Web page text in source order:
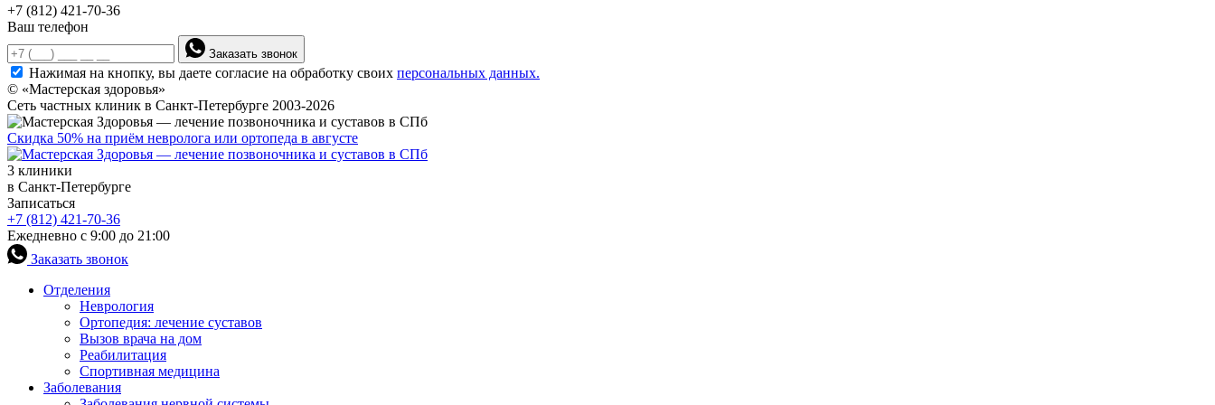
+7 (812) 421-70-36
Ваш телефон
Заказать звонок
Нажимая на кнопку, вы даете согласие на обработку своих персональных данных.
© «Мастерская здоровья»
Сеть частных клиник в Санкт-Петербурге 2003-2026
Скидка 50% на приём невролога или ортопеда в августе
3 клиники
в Санкт-Петербурге
Записаться
+7 (812) 421-70-36
Ежедневно с 9:00 до 21:00
Заказать звонок
Отделения
Неврология
Ортопедия: лечение суставов
Вызов врача на дом
Реабилитация
Спортивная медицина
Заболевания